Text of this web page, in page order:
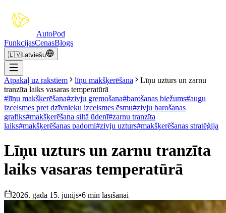
AutoPod
FunkcijasCenasBlogs
🇱🇻Latviešu
Atpakaļ uz rakstiem līņu makšķerēšana
Līņu uzturs un zarnu
tranzīta laiks vasaras temperatūrā
#līņu makšķerēšana#zivju gremošana#barošanas biežums#augu
izcelsmes pret dzīvnieku izcelsmes ēsmu#zivju barošanas
grafiks#makšķerēšana siltā ūdenī#zarnu tranzīta
laiks#makšķerēšanas padomi#zivju uzturs#makšķerēšanas stratēģija
Līņu uzturs un zarnu tranzīta
laiks vasaras temperatūrā
2026. gada 15. jūnijs•6 min lasīšanai